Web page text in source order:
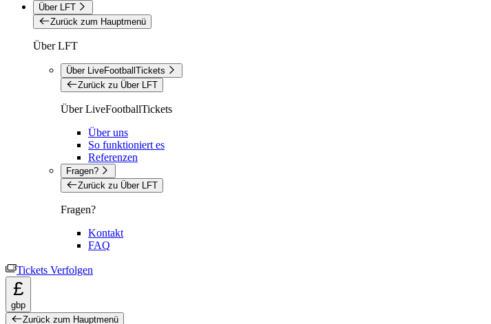
Über LFT
Zurück zum Hauptmenü
Über LFT
Über LiveFootballTickets
Zurück zu Über LFT
Über LiveFootballTickets
Über uns
So funktioniert es
Referenzen
Fragen?
Zurück zu Über LFT
Fragen?
Kontakt
FAQ
Tickets Verfolgen
£
gbp
Zurück zum Hauptmenü